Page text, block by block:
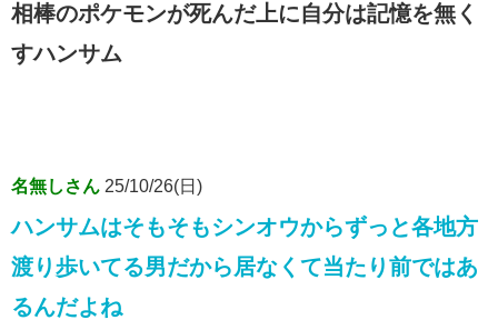
相棒のポケモンが死んだ上に自分は記憶を無く
すハンサム
名無しさん 25/10/26(日)
ハンサムはそもそもシンオウからずっと各地方
渡り歩いてる男だから居なくて当たり前ではあ
るんだよね